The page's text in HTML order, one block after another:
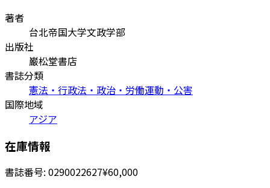
著者
台北帝国大学文政学部
出版社
巌松堂書店
書誌分類
憲法・行政法・政治・労働運動・公害
国際地域
アジア
在庫情報
書誌番号: 0290022627¥60,000